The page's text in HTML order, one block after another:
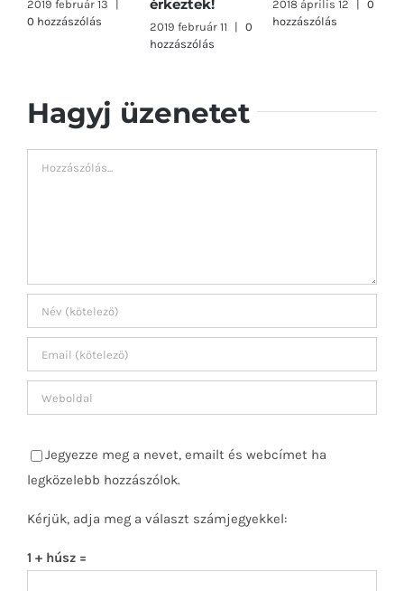
2019 február 13
|
0 hozzászólás
érkeztek!
2019 február 11 |
0
hozzászólás
2018 április 12 |
0
hozzászólás
Hagyj üzenetet
Hozzászólás
Jegyezze meg a nevet, emailt és webcímet ha
legközelebb hozzászólok.
Kérjük, adja meg a választ számjegyekkel:
1 + húsz =